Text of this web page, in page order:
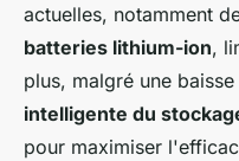
actuelles, notamment
batteries lithium-ion,
plus, malgré une
intelligente du
pour maximiser